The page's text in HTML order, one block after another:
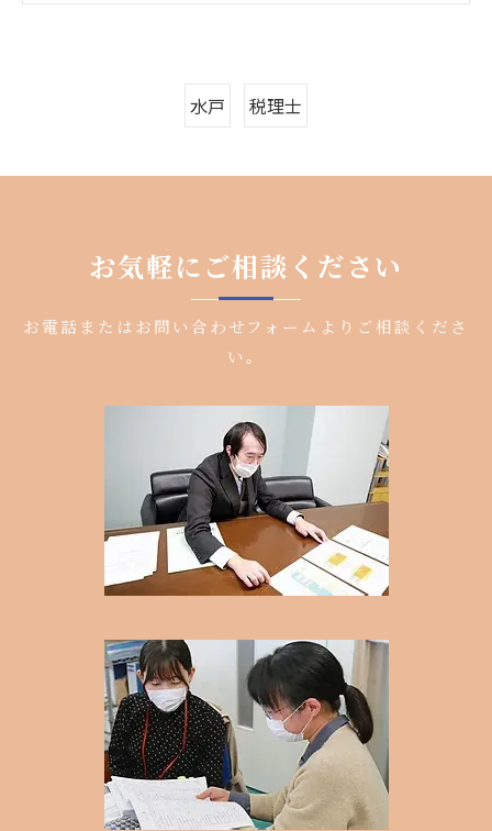
水戸 税理士
お気軽にご相談ください
お電話またはお問い合わせフォームよりご相談くださ
い。